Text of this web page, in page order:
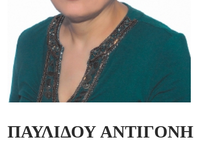
ΠΑΥΛΙΔΟΥ ΑΝΤΙΓΟΝΗ